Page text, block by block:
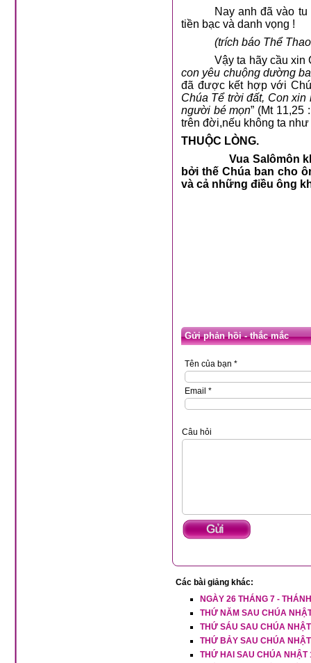
Nay anh đã vào
tiền bạc và danh vọng !
(trích báo Thể
Vậy ta hãy cầu xin
con yêu chuộng dường
đã được kết hợp với
Chúa Tể trời đất, Con
người bé mọn” (Mt 11,25
trên đời,nếu không ta
THUỘC LÒNG.
Vua Salômôn
bởi thế Chúa ban cho
và cả những điều ông
Gửi phản hồi - thắc mắc
Tên của bạn *
Email *
Câu hỏi
Các bài giảng khác:
NGÀY 26 THÁNG 7 -
THỨ NĂM SAU CHÚA
THỨ SÁU SAU CHÚA
THỨ BẢY SAU CHÚA
THỨ HAI SAU CHÚA NHẬT